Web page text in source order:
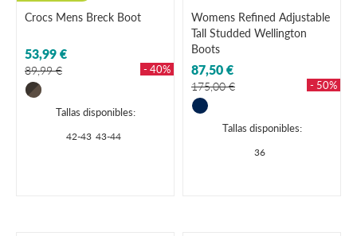
Crocs Mens Breck Boot
53,99 €
89,99 € - 40%
Tallas disponibles:
42-43 43-44
Womens Refined Adjustable
Tall Studded Wellington
Boots
87,50 €
175,00 € - 50%
Tallas disponibles:
36